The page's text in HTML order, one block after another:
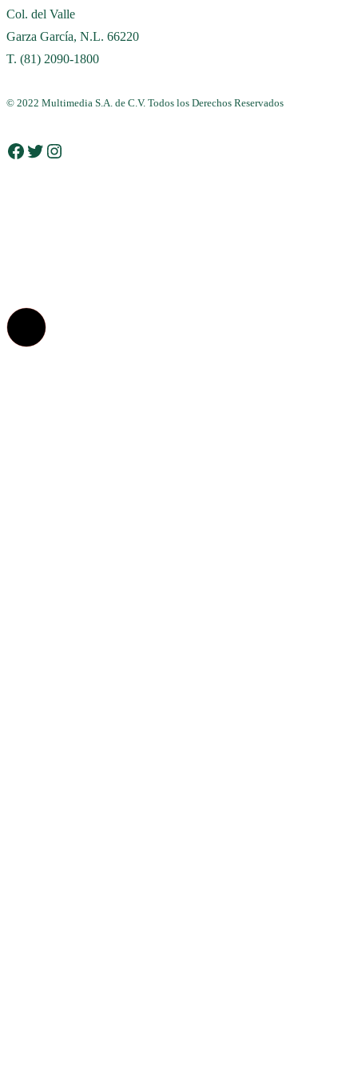
Col. del Valle
Garza García, N.L. 66220
T. (81) 2090-1800
© 2022 Multimedia S.A. de C.V. Todos los Derechos Reservados
Facebook Twitter Instagram